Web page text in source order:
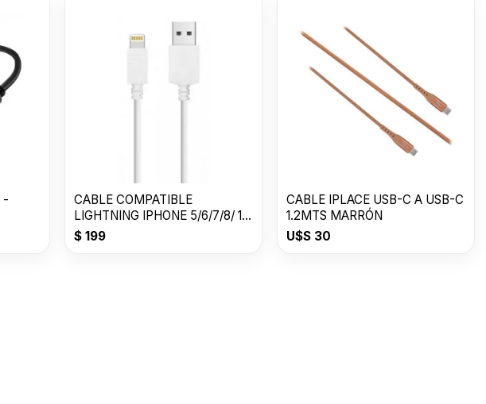
-
CABLE COMPATIBLE
LIGHTNING IPHONE 5/6/7/8/ 1
MT / BCO / BULK
$ 199
CABLE IPLACE USB-C A USB-C
1.2MTS MARRÓN
U$S 30